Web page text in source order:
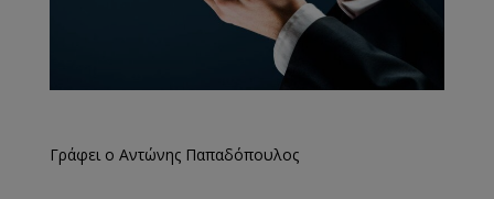
Γράφει ο Αντώνης Παπαδόπουλος